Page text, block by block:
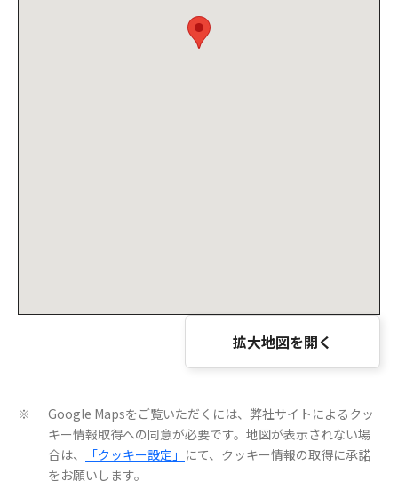
拡大地図を開く
※
Google Mapsをご覧いただくには、弊社サイトによるクッ
キー情報取得への同意が必要です。地図が表示されない場
合は、
「クッキー設定」 にて、クッキー情報の取得に承諾
をお願いします。